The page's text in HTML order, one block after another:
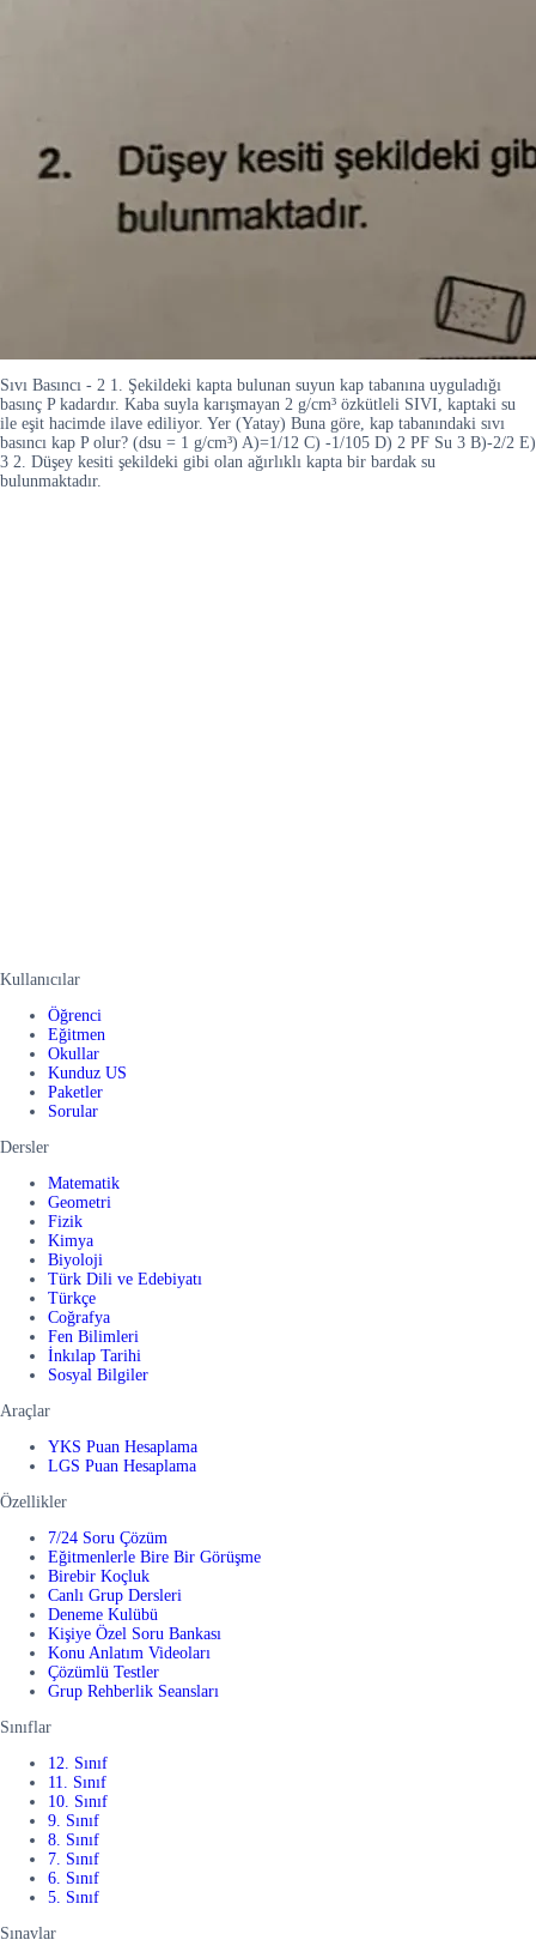
Sıvı Basıncı - 2 1. Şekildeki kapta bulunan suyun kap tabanına uyguladığı
basınç P kadardır. Kaba suyla karışmayan 2 g/cm³ özkütleli SIVI, kaptaki su
ile eşit hacimde ilave ediliyor. Yer (Yatay) Buna göre, kap tabanındaki sıvı
basıncı kap P olur? (dsu = 1 g/cm³) A)=1/12 C) -1/105 D) 2 PF Su 3 B)-2/2 E)
3 2. Düşey kesiti şekildeki gibi olan ağırlıklı kapta bir bardak su
bulunmaktadır.
Kullanıcılar
Öğrenci
Eğitmen
Okullar
Kunduz US
Paketler
Sorular
Dersler
Matematik
Geometri
Fizik
Kimya
Biyoloji
Türk Dili ve Edebiyatı
Türkçe
Coğrafya
Fen Bilimleri
İnkılap Tarihi
Sosyal Bilgiler
Araçlar
YKS Puan Hesaplama
LGS Puan Hesaplama
Özellikler
7/24 Soru Çözüm
Eğitmenlerle Bire Bir Görüşme
Birebir Koçluk
Canlı Grup Dersleri
Deneme Kulübü
Kişiye Özel Soru Bankası
Konu Anlatım Videoları
Çözümlü Testler
Grup Rehberlik Seansları
Sınıflar
12. Sınıf
11. Sınıf
10. Sınıf
9. Sınıf
8. Sınıf
7. Sınıf
6. Sınıf
5. Sınıf
Sınavlar